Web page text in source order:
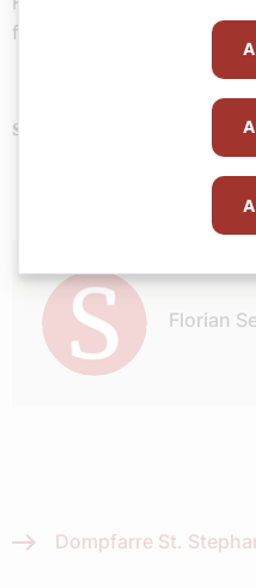
feierlichen Höhepunkt.
Schlagwörter
Florian
Dompfarre St.